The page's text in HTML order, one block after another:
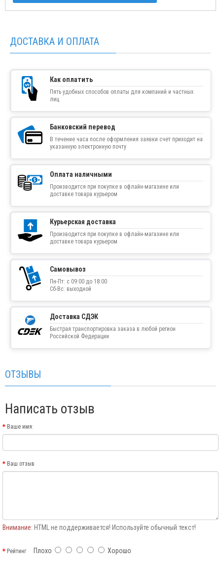
ДОСТАВКА И ОПЛАТА
Как оплатить
Пять удобных способов оплаты для компаний и частных
лиц
Банковский перевод
В течение часа после оформления заявки счет приходит на
указанную электронную почту
Оплата наличными
Производится при покупке в офлайн-магазине или
доставке товара курьером
Курьерская доставка
Производится при покупке в офлайн-магазине или
доставке товара курьером
Самовывоз
Пн-Пт: с 09:00 до 18:00
Сб-Вс: выходной
Доставка СДЭК
Быстрая транспортировка заказа в любой регион
Российской Федерации
ОТЗЫВЫ
Написать отзыв
Ваше имя:
Ваш отзыв
Внимание: HTML не поддерживается! Используйте обычный текст!
РейтингПлохо Хорошо